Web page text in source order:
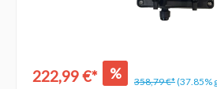
222,99 €* % 358,79 €*(37.85%